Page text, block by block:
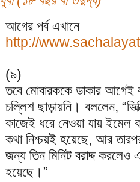
আগের পর্ব এখানে
http://
(৯)
তবে মোবারককে ডাকার আগেই
চল্লিশ ছাড়ায়নি। বললেন,
কাজেই ধরে নেওয়া যায় ইমেল
কথা নিশ্চয়ই হয়েছে, আর
জন্য তিন মিনিট বরাদ্দ করলেও
হয়েছে।”